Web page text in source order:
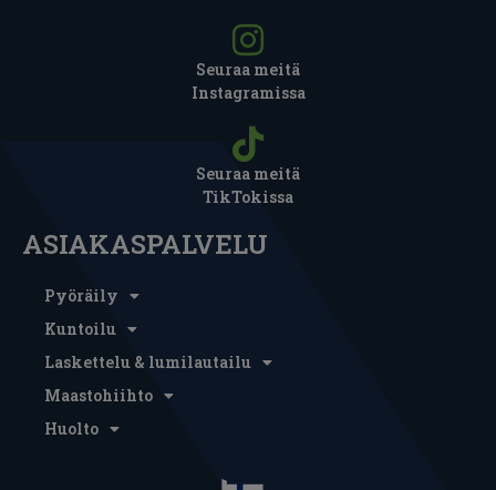
Seuraa meitä
Instagramissa
Seuraa meitä
TikTokissa
ASIAKASPALVELU
Pyöräily
Kuntoilu
Laskettelu & lumilautailu
Maastohiihto
Huolto